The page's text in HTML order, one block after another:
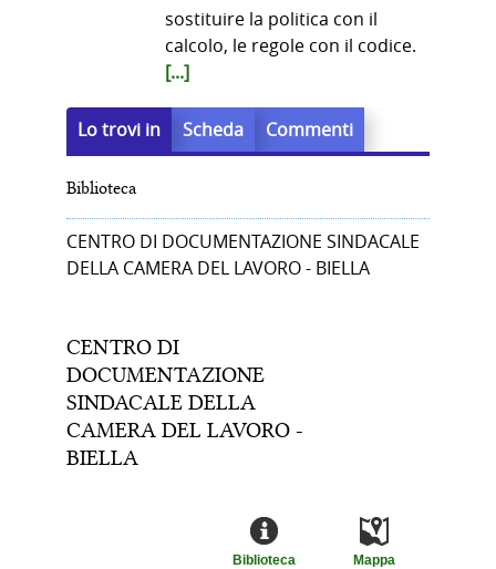
sostituire la politica con il
calcolo, le regole con il codice.
[...]
Lo trovi in Scheda Commenti
Biblioteca
CENTRO DI DOCUMENTAZIONE SINDACALE
DELLA CAMERA DEL LAVORO - BIELLA
CENTRO DI
DOCUMENTAZIONE
SINDACALE DELLA
CAMERA DEL LAVORO -
BIELLA
Mappa
Biblioteca